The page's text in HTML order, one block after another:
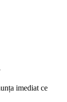
imediat ce